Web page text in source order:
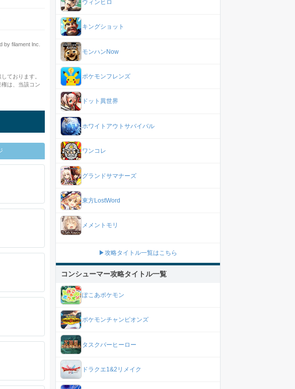
filament lnc.
ております。
は、当該コン
ウィンヒロ
キングショット
モンハンNow
ポケモンフレンズ
ドット異世界
ホワイトアウトサバイバル
ワンコレ
グランドサマナーズ
東方LostWord
メメントモリ
▶攻略タイトル一覧はこちら
コンシューマー攻略タイトル一覧
ぽこあポケモン
ポケモンチャンピオンズ
タスクバーヒーロー
ドラクエ1&2リメイク